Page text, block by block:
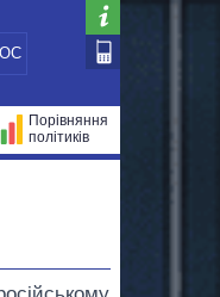
Порівняння
політиків